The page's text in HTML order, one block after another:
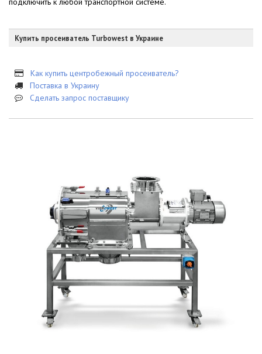
Купить просеиватель Turbowest в Украине
Как купить центробежный просеиватель?
Поставка в Украину
Сделать запрос поставщику